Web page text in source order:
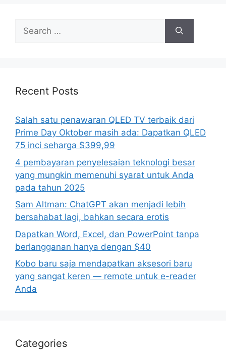
Search
for:
Recent Posts
Salah satu penawaran QLED TV terbaik dari
Prime Day Oktober masih ada: Dapatkan QLED
75 inci seharga $399,99
4 pembayaran penyelesaian teknologi besar
yang mungkin memenuhi syarat untuk Anda
pada tahun 2025
Sam Altman: ChatGPT akan menjadi lebih
bersahabat lagi, bahkan secara erotis
Dapatkan Word, Excel, dan PowerPoint tanpa
berlangganan hanya dengan $40
Kobo baru saja mendapatkan aksesori baru
yang sangat keren — remote untuk e-reader
Anda
Categories